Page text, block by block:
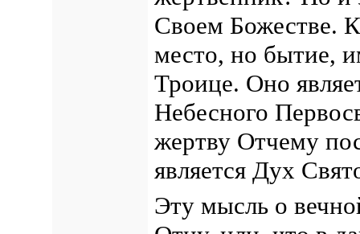
Своем Божестве.
место, но бытие,
Троице. Оно
Небесного
жертву Отчему
является Дух
Эту мысль о